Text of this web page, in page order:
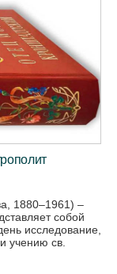
1880–1961) –
собой
исследование,
учению св.